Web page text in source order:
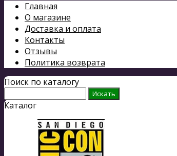
Главная
О магазине
Доставка и оплата
Контакты
Отзывы
Политика возврата
Поиск по каталогу
Каталог